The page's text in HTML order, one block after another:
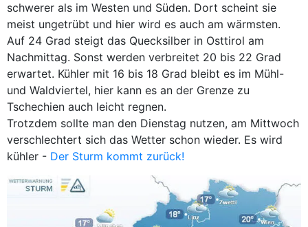
schwerer als im Westen und Süden. Dort scheint sie
meist ungetrübt und hier wird es auch am wärmsten.
Auf 24 Grad steigt das Quecksilber in Osttirol am
Nachmittag. Sonst werden verbreitet 20 bis 22 Grad
erwartet. Kühler mit 16 bis 18 Grad bleibt es im Mühl-
und Waldviertel, hier kann es an der Grenze zu
Tschechien auch leicht regnen.
Trotzdem sollte man den Dienstag nutzen, am Mittwoch
verschlechtert sich das Wetter schon wieder. Es wird
kühler - Der Sturm kommt zurück!